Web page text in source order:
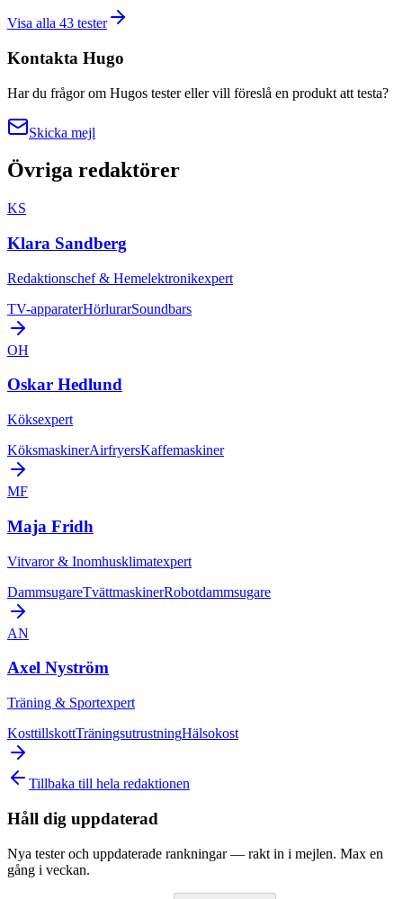
Visa alla 43 tester
Kontakta Hugo
Har du frågor om Hugos tester eller vill föreslå en produkt att testa?
Skicka mejl
Övriga redaktörer
KS
Klara Sandberg
Redaktionschef & Hemelektronikexpert
TV-apparaterHörlurarSoundbars
OH
Oskar Hedlund
Köksexpert
KöksmaskinerAirfryersKaffemaskiner
MF
Maja Fridh
Vitvaror & Inomhusklimatexpert
DammsugareTvättmaskinerRobotdammsugare
AN
Axel Nyström
Träning & Sportexpert
KosttillskottTräningsutrustningHälsokost
Tillbaka till hela redaktionen
Håll dig uppdaterad
Nya tester och uppdaterade rankningar — rakt in i mejlen. Max en
gång i veckan.